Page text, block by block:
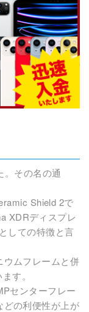
。その名の通
Shield 2で
XDRディスプレ
しての特徴と言
ウムフレームと併
す。
センターフレー
どの利便性が上が